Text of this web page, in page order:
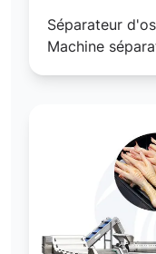
Séparateur
Machine